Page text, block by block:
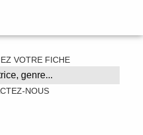
VOTRE FICHE
NOUS